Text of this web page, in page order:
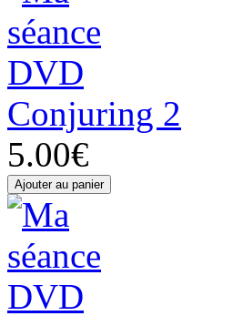
Conjuring 2
5.00€